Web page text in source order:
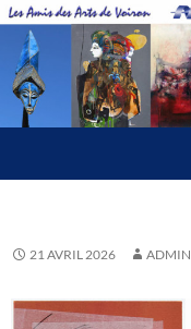
Aller
contenu
21 AVRIL 2026 ADMIN